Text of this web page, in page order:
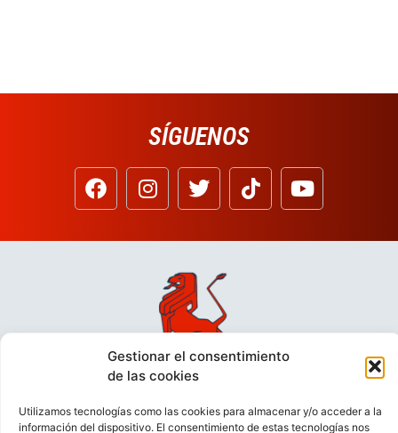
Gestionar el consentimiento
de las cookies
Utilizamos tecnologías como las cookies para almacenar y/o acceder a la
información del dispositivo. El consentimiento de estas tecnologías nos
SÍGUENOS